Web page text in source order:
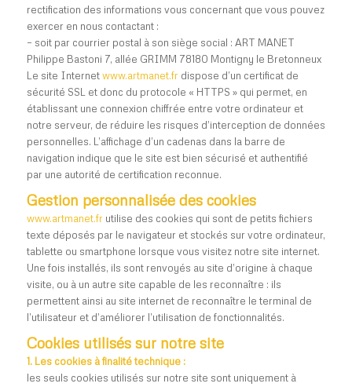
rectification des informations vous concernant que vous pouvez
exercer en nous contactant :
– soit par courrier postal à son siège social : ART MANET
Philippe Bastoni 7, allée GRIMM 78180 Montigny le Bretonneux
Le site Internetwww.artmanet.frdispose d’un certificat de
sécurité SSL et donc du protocole « HTTPS » qui permet, en
établissant une connexion chiffrée entre votre ordinateur et
notre serveur, de réduire les risques d’interception de données
personnelles. L’affichage d’un cadenas dans la barre de
navigation indique que le site est bien sécurisé et authentifié
par une autorité de certification reconnue.
Gestion personnalisée des cookies
www.artmanet.frutilise des cookies qui sont de petits fichiers
texte déposés par le navigateur et stockés sur votre ordinateur,
tablette ou smartphone lorsque vous visitez notre site internet.
Une fois installés, ils sont renvoyés au site d’origine à chaque
visite, ou à un autre site capable de les reconnaître : ils
permettent ainsi au site internet de reconnaître le terminal de
l’utilisateur et d’améliorer l’utilisation de fonctionnalités.
Cookies utilisés sur notre site
1. Les cookies à finalité technique :
les seuls cookies utilisés sur notre site sont uniquement à